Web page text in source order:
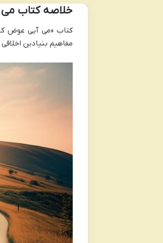
خلاصه کتاب می
کتاب «می آیی عوض
مفاهیم بنیادین